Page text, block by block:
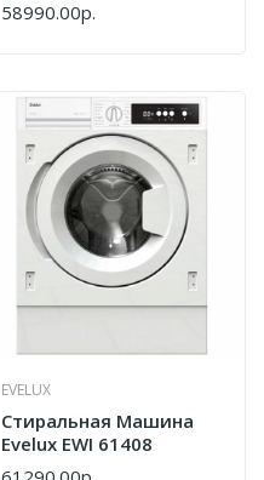
WMB1486WH
58990.00р.
КУПИТЬ
EVELUX
Стиральная Машина
Evelux EWI 61408